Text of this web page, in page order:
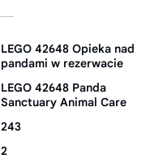
LEGO 42648 Opieka nad
pandami w rezerwacie
LEGO 42648 Panda
Sanctuary Animal Care
243
2